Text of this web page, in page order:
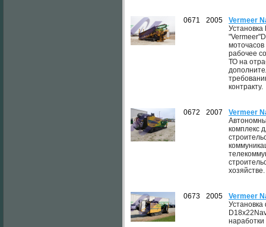
0671 2005
Vermeer
рабочее
ТО на
контракту.
0672 2007
Vermeer
комплекс
хозяйстве.
0673 2005
Vermeer
наработки